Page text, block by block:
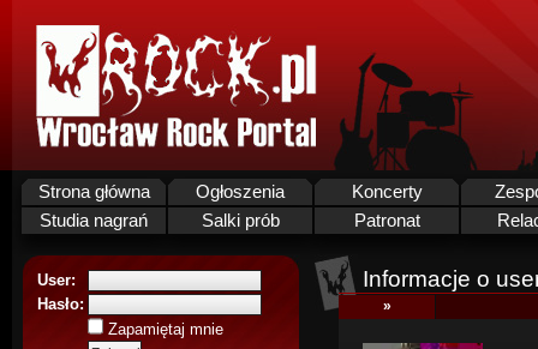
Strona główna Ogłoszenia Koncerty
Studia nagrań
Salki prób Patronat
User:
Hasło:
Zapamiętaj mnie
Informacje o
»